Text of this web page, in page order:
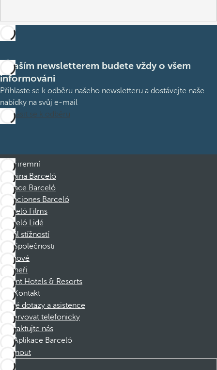
S naším newsletterem budete vždy o všem
informováni
Přihlaste se k odběru našeho newsletteru a dostávejte naše
nabídky na svůj e-mail
Přihlásit se k odběru
Firemní
Skupina Barceló
Nadace Barceló
Vacaciones Barceló
Barceló Films
Barceló Lidé
Kanál stížností
Společnosti
Členové
Partneři
Dorint Hotels & Resorts
Kontakt
Časté dotazy a asistence
Rezervovat telefonicky
Kontaktujte nás
Aplikace Barceló
Stáhnout